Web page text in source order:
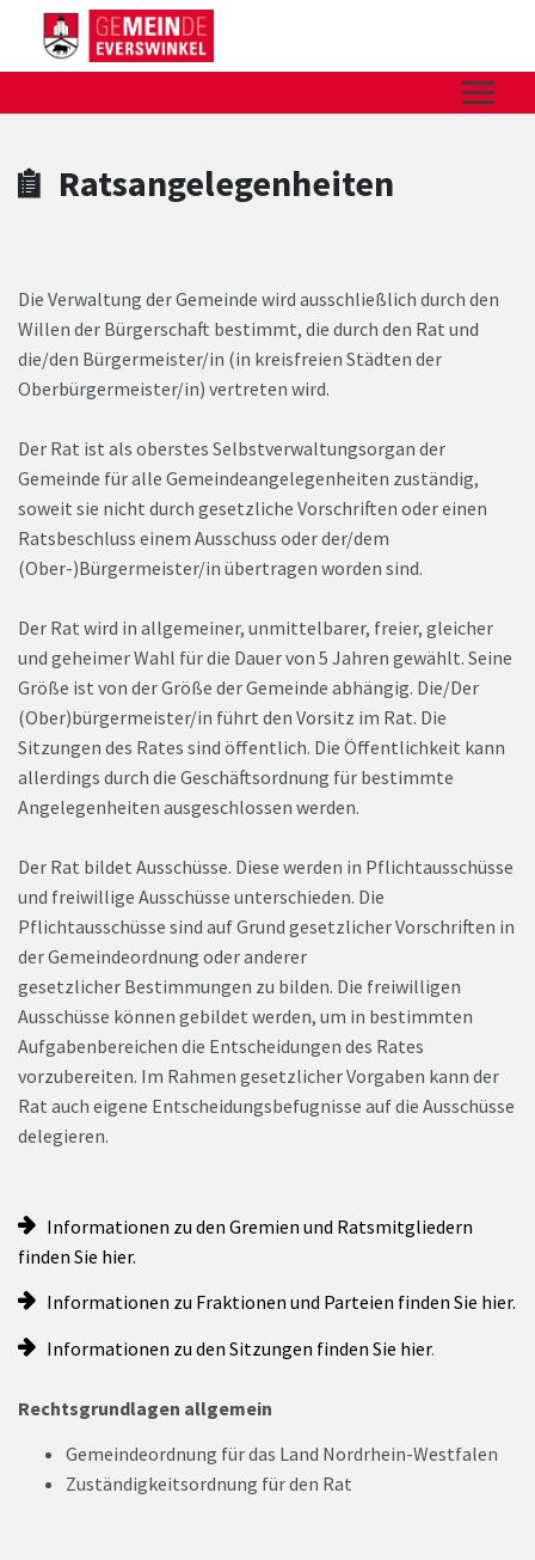
Zum Header
Zum Hauptinhalt
Zum Footer
Zum Hauptinhalt springen
Ratsangelegenheiten
Die Verwaltung der Gemeinde wird ausschließlich durch den
Willen der Bürgerschaft bestimmt, die durch den Rat und
die/den Bürgermeister/in (in kreisfreien Städten der
Oberbürgermeister/in) vertreten wird.
Der Rat ist als oberstes Selbstverwaltungsorgan der
Gemeinde für alle Gemeindeangelegenheiten zuständig,
soweit sie nicht durch gesetzliche Vorschriften oder einen
Ratsbeschluss einem Ausschuss oder der/dem
(Ober-)Bürgermeister/in übertragen worden sind.
Der Rat wird in allgemeiner, unmittelbarer, freier, gleicher
und geheimer Wahl für die Dauer von 5 Jahren gewählt. Seine
Größe ist von der Größe der Gemeinde abhängig. Die/Der
(Ober)bürgermeister/in führt den Vorsitz im Rat. Die
Sitzungen des Rates sind öffentlich. Die Öffentlichkeit kann
allerdings durch die Geschäftsordnung für bestimmte
Angelegenheiten ausgeschlossen werden.
Der Rat bildet Ausschüsse. Diese werden in Pflichtausschüsse
und freiwillige Ausschüsse unterschieden. Die
Pflichtausschüsse sind auf Grund gesetzlicher Vorschriften in
der Gemeindeordnung oder anderer
gesetzlicher Bestimmungen zu bilden. Die freiwilligen
Ausschüsse können gebildet werden, um in bestimmten
Aufgabenbereichen die Entscheidungen des Rates
vorzubereiten. Im Rahmen gesetzlicher Vorgaben kann der
Rat auch eigene Entscheidungsbefugnisse auf die Ausschüsse
delegieren.
Informationen zu den Gremien und Ratsmitgliedern
finden Sie hier.
Informationen zu Fraktionen und Parteien finden Sie hier.
Informationen zu den Sitzungen finden Sie hier.
Rechtsgrundlagen allgemein
Gemeindeordnung für das Land Nordrhein-Westfalen
Zuständigkeitsordnung für den Rat